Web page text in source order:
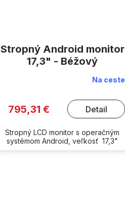
Stropný Android monitor
17,3" - Béžový
Na ceste
795,31 € Detail
Stropný LCD monitor s operačným
systémom Android, veľkosť 17,3"